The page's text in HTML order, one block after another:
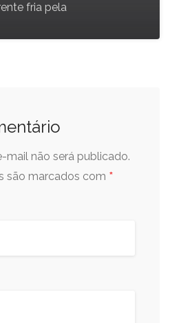
fria pela
mail não será publicado.
são marcados com *